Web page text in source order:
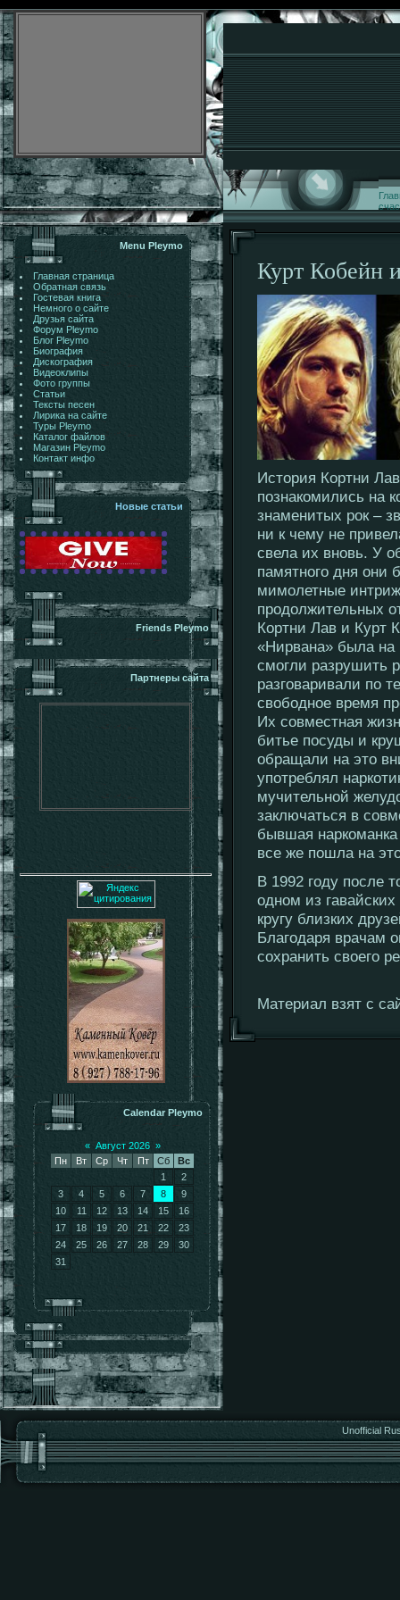
Menu Pleymo
Главная страница
Обратная связь
Гостевая книга
Немного о сайте
Друзья сайта
Форум Pleymo
Блог Pleymo
Биография
Дискография
Видеоклипы
Фото группы
Статьи
Тексты песен
Лирика на сайте
Туры Pleymo
Каталог файлов
Магазин Pleymo
Контакт инфо
Новые статьи
Friends Pleymo
Партнеры сайта
Calendar Pleymo
« Август 2026 »
Пн
Вт Ср Чт Пт Сб
Вс
1
2
3
4 5 6 7 8
9
10
11 12 13 14 15
16
17
18 19 20 21 22
23
24
25 26 27 28 29
30
31
Курт Кобейн
История Кортни
познакомились на
знаменитых рок –
ни к чему не
свела их вновь. У
памятного дня они
мимолетные
продолжительных
Кортни Лав и Курт
«Нирвана» была на
смогли разрушить
разговаривали по
свободное время
Их совместная
битье посуды и
обращали на это
употреблял
мучительной
заключаться в
бывшая
все же пошла на
В 1992 году после
одном из
кругу близких
Благодаря врачам
сохранить своего
Материал взят с
Unofficial